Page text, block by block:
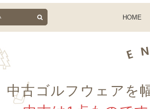
HOME
中古ゴルフウェアを